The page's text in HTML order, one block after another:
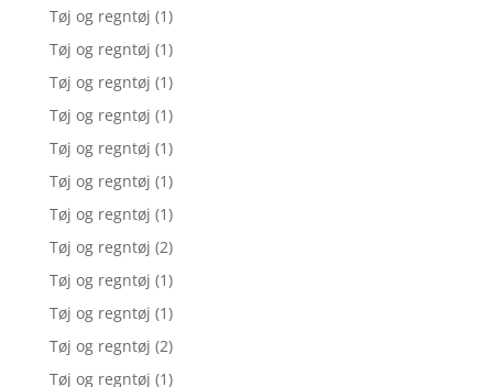
Tøj og regntøj (1)
Tøj og regntøj (1)
Tøj og regntøj (1)
Tøj og regntøj (1)
Tøj og regntøj (1)
Tøj og regntøj (1)
Tøj og regntøj (1)
Tøj og regntøj (2)
Tøj og regntøj (1)
Tøj og regntøj (1)
Tøj og regntøj (2)
Tøj og regntøj (1)